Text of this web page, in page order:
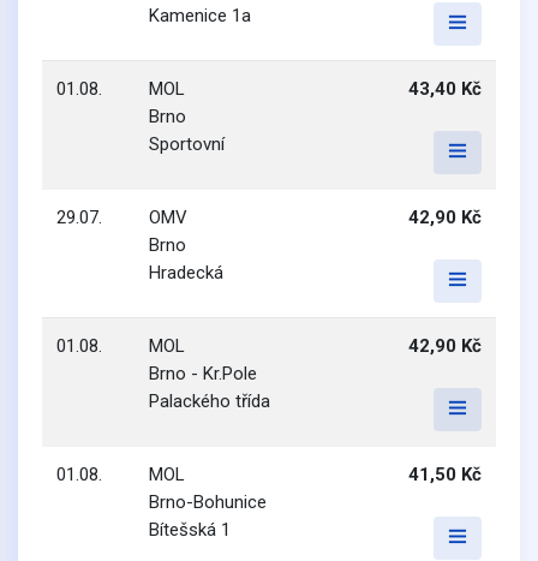
Kamenice 1a
01.08.
MOL
Brno
Sportovní
43,40 Kč
29.07.
OMV
Brno
Hradecká
42,90 Kč
01.08.
MOL
Brno - Kr.Pole
Palackého třída
42,90 Kč
01.08.
MOL
Brno-Bohunice
Bítešská 1
41,50 Kč